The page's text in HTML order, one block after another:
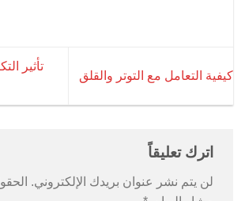
كيفية التعامل مع التوتر والقلق
تأثير
اترك تعليقاً
لن يتم نشر عنوان بريدك الإلكتروني.